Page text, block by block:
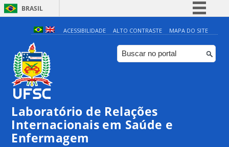
BRASIL
Simplifique!
Comunica BR
Participe
Canais
ACESSIBILIDADE ALTO CONTRASTE MAPA DO SITE
Laboratório de Relações
Internacionais em Saúde e
Enfermagem